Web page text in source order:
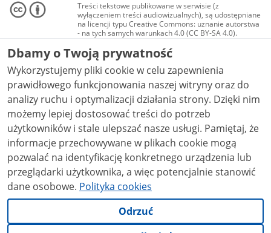
Treści tekstowe publikowane w serwisie (z
wyłączeniem treści audiowizualnych), są udostępniane
na licencji typu Creative Commons: uznanie autorstwa
- na tych samych warunkach 4.0 (CC BY-SA 4.0).
Materiały audiowizualne, w tym zdjęcia, materiały
audio i wideo, są udostępniane na licencji typu
Creative Commons: uznanie autorstwa użycie
niekomercyjne - bez utworów zależnych 4.0 (CC BY-
NC-ND 4.0), o ile nie jest to stwierdzone inaczej.
Dbamy o Twoją prywatność
Wykorzystujemy pliki cookie w celu zapewnienia
prawidłowego funkcjonowania naszej witryny oraz do
analizy ruchu i optymalizacji działania strony. Dzięki nim
możemy lepiej dostosować treści do potrzeb
użytkowników i stale ulepszać nasze usługi. Pamiętaj, że
informacje przechowywane w plikach cookie mogą
pozwalać na identyfikację konkretnego urządzenia lub
przeglądarki użytkownika, a więc potencjalnie stanowić
dane osobowe. Polityka cookies
Odrzuć